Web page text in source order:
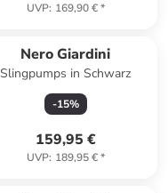
UVP: 169,90 €*
Nero Giardini
Slingpumps in Schwarz
-15%
159,95 €
UVP: 189,95 €*